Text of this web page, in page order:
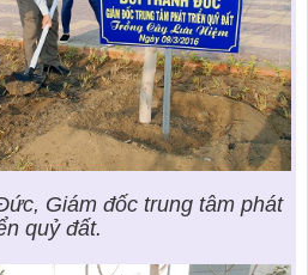
Giám đốc trung tâm phát
quỷ đất.